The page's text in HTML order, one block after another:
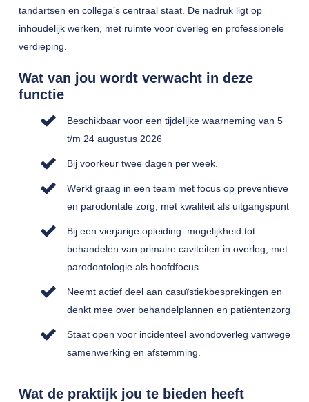
tandartsen en collega’s centraal staat. De nadruk ligt op
inhoudelijk werken, met ruimte voor overleg en professionele
verdieping.
Wat van jou wordt verwacht in deze
functie
Beschikbaar voor een tijdelijke waarneming van 5
t/m 24 augustus 2026
Bij voorkeur twee dagen per week.
Werkt graag in een team met focus op preventieve
en parodontale zorg, met kwaliteit als uitgangspunt
Bij een vierjarige opleiding: mogelijkheid tot
behandelen van primaire caviteiten in overleg, met
parodontologie als hoofdfocus
Neemt actief deel aan casuïstiekbesprekingen en
denkt mee over behandelplannen en patiëntenzorg
Staat open voor incidenteel avondoverleg vanwege
samenwerking en afstemming.
Wat de praktijk jou te bieden heeft